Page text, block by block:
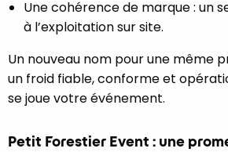
Une cohérence de marque : un
à l’exploitation sur site.
Un nouveau nom pour une même
un froid fiable, conforme et
se joue votre événement.
Petit Forestier Event : une